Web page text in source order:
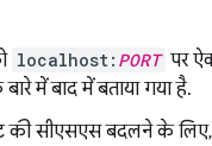
localhost: PORT पर
में बाद में बताया गया है.
की सीएसएस बदलने के